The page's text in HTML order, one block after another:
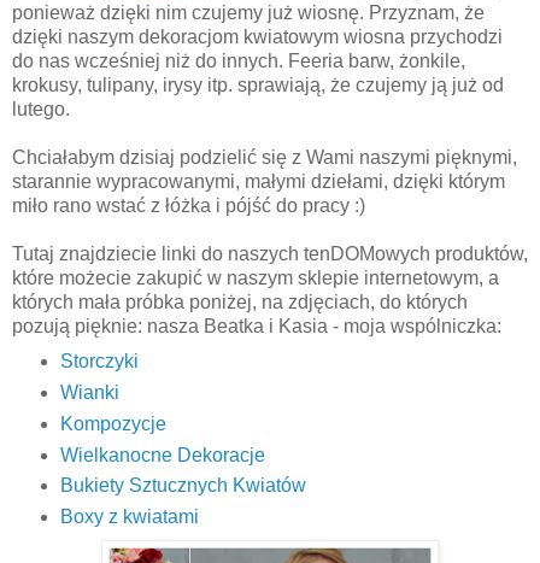
ponieważ dzięki nim czujemy już wiosnę. Przyznam, że
dzięki naszym dekoracjom kwiatowym wiosna przychodzi
do nas wcześniej niż do innych. Feeria barw, żonkile,
krokusy, tulipany, irysy itp. sprawiają, że czujemy ją już od
lutego.
Chciałabym dzisiaj podzielić się z Wami naszymi pięknymi,
starannie wypracowanymi, małymi dziełami, dzięki którym
miło rano wstać z łóżka i pójść do pracy :)
Tutaj znajdziecie linki do naszych tenDOMowych produktów,
które możecie zakupić w naszym sklepie internetowym, a
których mała próbka poniżej, na zdjęciach, do których
pozują pięknie: nasza Beatka i Kasia - moja wspólniczka:
Storczyki
Wianki
Kompozycje
Wielkanocne Dekoracje
Bukiety Sztucznych Kwiatów
Boxy z kwiatami